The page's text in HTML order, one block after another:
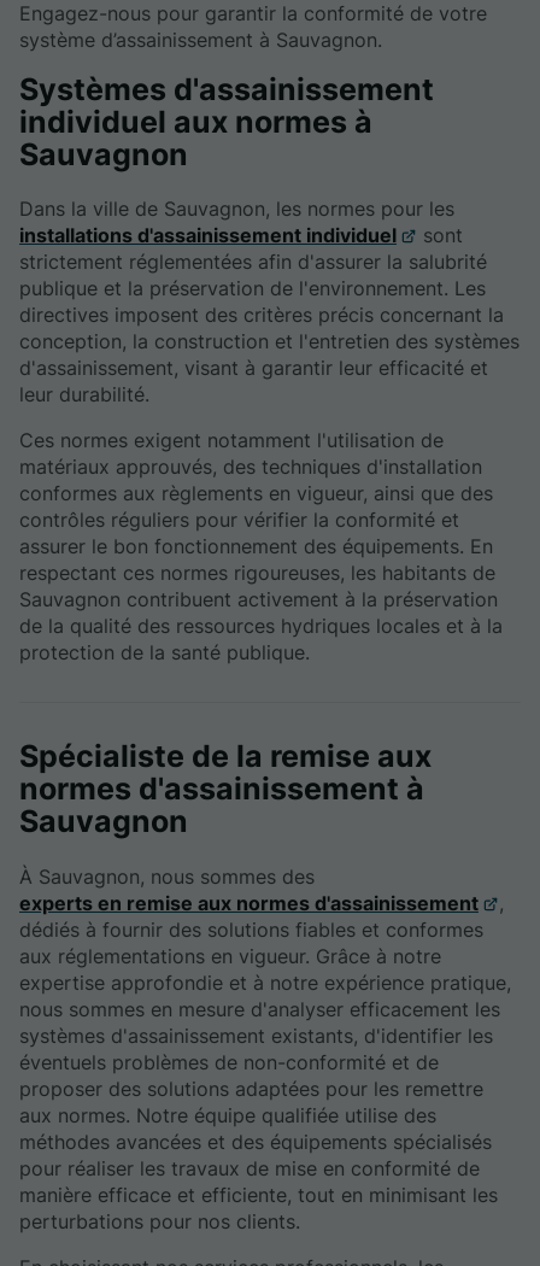
Engagez-nous pour garantir la conformité de votre
système d’assainissement à Sauvagnon.
Systèmes d'assainissement
individuel aux normes à
Sauvagnon
Dans la ville de Sauvagnon, les normes pour les
installations d'assainissement individuel
sont
strictement réglementées afin d'assurer la salubrité
publique et la préservation de l'environnement. Les
directives imposent des critères précis concernant la
conception, la construction et l'entretien des systèmes
d'assainissement, visant à garantir leur efficacité et
leur durabilité.
Ces normes exigent notamment l'utilisation de
matériaux approuvés, des techniques d'installation
conformes aux règlements en vigueur, ainsi que des
contrôles réguliers pour vérifier la conformité et
assurer le bon fonctionnement des équipements. En
respectant ces normes rigoureuses, les habitants de
Sauvagnon contribuent activement à la préservation
de la qualité des ressources hydriques locales et à la
protection de la santé publique.
Spécialiste de la remise aux
normes d'assainissement à
Sauvagnon
À Sauvagnon, nous sommes des
experts en remise aux normes d'assainissement
,
dédiés à fournir des solutions fiables et conformes
aux réglementations en vigueur. Grâce à notre
expertise approfondie et à notre expérience pratique,
nous sommes en mesure d'analyser efficacement les
systèmes d'assainissement existants, d'identifier les
éventuels problèmes de non-conformité et de
proposer des solutions adaptées pour les remettre
aux normes. Notre équipe qualifiée utilise des
méthodes avancées et des équipements spécialisés
pour réaliser les travaux de mise en conformité de
manière efficace et efficiente, tout en minimisant les
perturbations pour nos clients.